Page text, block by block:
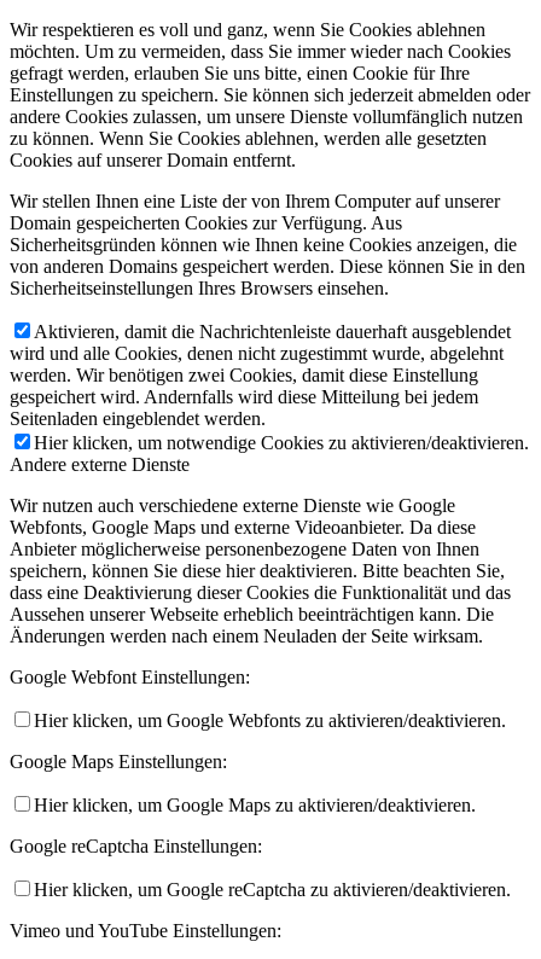
Wir respektieren es voll und ganz, wenn Sie Cookies ablehnen
möchten. Um zu vermeiden, dass Sie immer wieder nach Cookies
gefragt werden, erlauben Sie uns bitte, einen Cookie für Ihre
Einstellungen zu speichern. Sie können sich jederzeit abmelden oder
andere Cookies zulassen, um unsere Dienste vollumfänglich nutzen
zu können. Wenn Sie Cookies ablehnen, werden alle gesetzten
Cookies auf unserer Domain entfernt.
Wir stellen Ihnen eine Liste der von Ihrem Computer auf unserer
Domain gespeicherten Cookies zur Verfügung. Aus
Sicherheitsgründen können wie Ihnen keine Cookies anzeigen, die
von anderen Domains gespeichert werden. Diese können Sie in den
Sicherheitseinstellungen Ihres Browsers einsehen.
Aktivieren, damit die Nachrichtenleiste dauerhaft ausgeblendet
wird und alle Cookies, denen nicht zugestimmt wurde, abgelehnt
werden. Wir benötigen zwei Cookies, damit diese Einstellung
gespeichert wird. Andernfalls wird diese Mitteilung bei jedem
Seitenladen eingeblendet werden.
Hier klicken, um notwendige Cookies zu aktivieren/deaktivieren.
Andere externe Dienste
Wir nutzen auch verschiedene externe Dienste wie Google
Webfonts, Google Maps und externe Videoanbieter. Da diese
Anbieter möglicherweise personenbezogene Daten von Ihnen
speichern, können Sie diese hier deaktivieren. Bitte beachten Sie,
dass eine Deaktivierung dieser Cookies die Funktionalität und das
Aussehen unserer Webseite erheblich beeinträchtigen kann. Die
Änderungen werden nach einem Neuladen der Seite wirksam.
Google Webfont Einstellungen:
Hier klicken, um Google Webfonts zu aktivieren/deaktivieren.
Google Maps Einstellungen:
Hier klicken, um Google Maps zu aktivieren/deaktivieren.
Google reCaptcha Einstellungen:
Hier klicken, um Google reCaptcha zu aktivieren/deaktivieren.
Vimeo und YouTube Einstellungen: